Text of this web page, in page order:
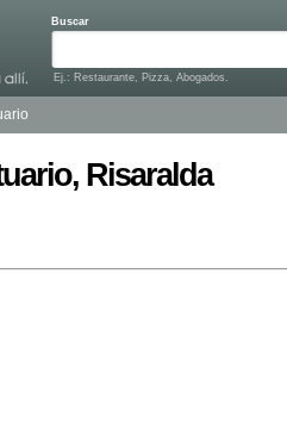
Buscar
Ej.: Restaurante, Pizza, Abogados.
Risaralda